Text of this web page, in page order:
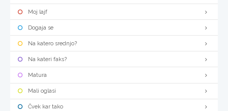
Moj lajf
Dogaja se
Na katero srednjo?
Na kateri faks?
Matura
Mali oglasi
Čvek kar tako